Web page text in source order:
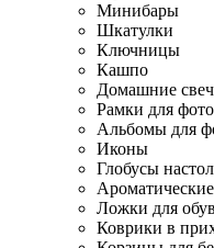
Минибары
Шкатулки
Ключницы
Кашпо
Домашние
Рамки для
Альбомы для
Иконы
Глобусы
Ложки для
Коврики в